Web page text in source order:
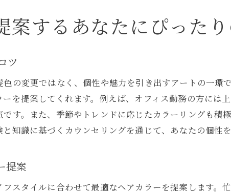
カラー選びで日常の印象を変える
プロの手による特別なカラー体験
日常を彩るためのカラーの選び方
案するあなたにぴった
ツ
の変更ではなく、個性や魅力を引き出すアートの一環
を提案してくれます。例えば、オフィス勤務の方には
す。また、季節やトレンドに応じたカラーリングも積
知識に基づくカウンセリングを通じて、あなたの個性
提案
スタイルに合わせて最適なヘアカラーを提案します。